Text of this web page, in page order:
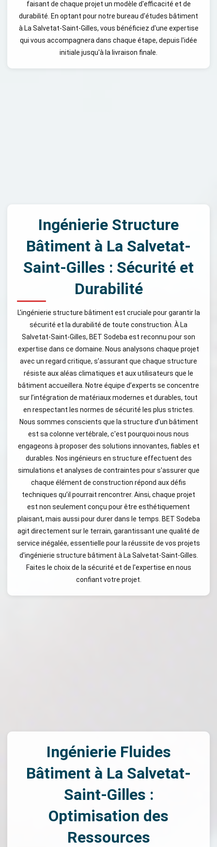
faisant de chaque projet un modèle d'efficacité et de
durabilité. En optant pour notre bureau d'études bâtiment
à La Salvetat-Saint-Gilles, vous bénéficiez d'une expertise
qui vous accompagnera dans chaque étape, depuis l'idée
initiale jusqu'à la livraison finale.
Ingénierie Structure
Bâtiment à La Salvetat-
Saint-Gilles : Sécurité et
Durabilité
L'ingénierie structure bâtiment est cruciale pour garantir la
sécurité et la durabilité de toute construction. À La
Salvetat-Saint-Gilles, BET Sodeba est reconnu pour son
expertise dans ce domaine. Nous analysons chaque projet
avec un regard critique, s’assurant que chaque structure
résiste aux aléas climatiques et aux utilisateurs que le
bâtiment accueillera. Notre équipe d’experts se concentre
sur l’intégration de matériaux modernes et durables, tout
en respectant les normes de sécurité les plus strictes.
Nous sommes conscients que la structure d’un bâtiment
est sa colonne vertébrale, c'est pourquoi nous nous
engageons à proposer des solutions innovantes, fiables et
durables. Nos ingénieurs en structure effectuent des
simulations et analyses de contraintes pour s'assurer que
chaque élément de construction répond aux défis
techniques qu’il pourrait rencontrer. Ainsi, chaque projet
est non seulement conçu pour être esthétiquement
plaisant, mais aussi pour durer dans le temps. BET Sodeba
agit directement sur le terrain, garantissant une qualité de
service inégalée, essentielle pour la réussite de vos projets
d'ingénierie structure bâtiment à La Salvetat-Saint-Gilles.
Faites le choix de la sécurité et de l'expertise en nous
confiant votre projet.
Ingénierie Fluides
Bâtiment à La Salvetat-
Saint-Gilles :
Optimisation des
Ressources